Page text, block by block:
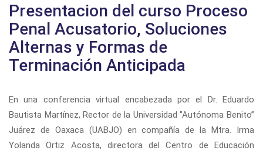
Presentacion del curso Proceso
Penal Acusatorio, Soluciones
Alternas y Formas de
Terminación Anticipada
En una conferencia virtual encabezada por el Dr. Eduardo
Bautista Martínez, Rector de la Universidad "Autónoma Benito”
Juárez de Oaxaca (UABJO) en compañía de la Mtra. Irma
Yolanda Ortiz Acosta, directora del Centro de Educación